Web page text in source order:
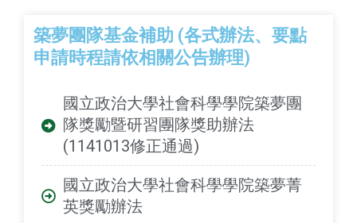
築夢團隊基金補助 (各式辦法、要點
申請時程請依相關公告辦理)
國立政治大學社會科學學院築夢團
隊獎勵暨研習團隊獎助辦法
(1141013修正通過)
國立政治大學社會科學學院築夢菁
英獎勵辦法